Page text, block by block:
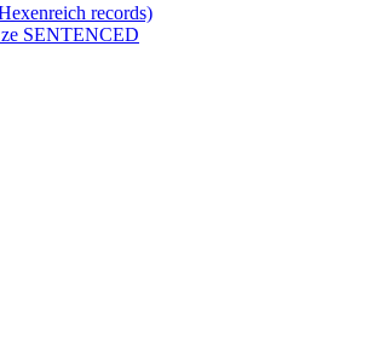
records)
SENTENCED